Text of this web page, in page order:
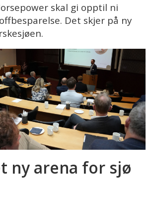
skal gi opptil ni
Det skjer på ny
ny arena for sjø